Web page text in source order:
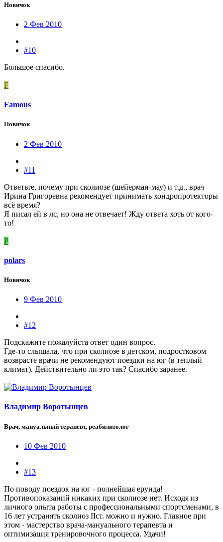
Новичок
2 Фев 2010
#10
Большое спасибо.
F
Famous
Новичок
2 Фев 2010
#11
Ответьте, почему при сколиозе (шейерман-мау) и т.д., врач
Ирина Григоревна рекомендует принимать хондропротекторы
всё время?
Я писал ей в лс, но она не отвечает! Жду ответа хоть от кого-
то!
P
polars
Новичок
9 Фев 2010
#12
Подскажите пожалуйста ответ один вопрос.
Где-то слышала, что при сколиозе в детском, подростковом
возврасте врачи не рекомендуют поездки на юг (в теплый
климат). Действительно ли это так? Спасибо заранее.
Владимир Воротынцев
Врач, мануальный терапевт, реабилитолог
10 Фев 2010
#13
По поводу поездок на юг - полнейшая ерунда!
Противопоказаний никаких при сколиозе нет. Исходя из
личного опыта работы с профессиональными спортсменами, в
16 лет устранять сколиоз IIст. можно и нужно. Главное при
этом - мастерство врача-мануального терапевта и
оптимизация тренировочного процесса. Удачи!